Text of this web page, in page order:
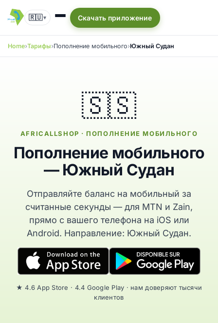
🇷🇺▾ Скачать приложение
Home Тарифы Пополнение мобильного Южный Судан
🇸🇸
AFRICALLSHOP · ПОПОЛНЕНИЕ МОБИЛЬНОГО
Пополнение мобильного
— Южный Судан
Отправляйте баланс на мобильный за
считанные секунды — для MTN и Zain,
прямо с вашего телефона на iOS или
Android. Направление: Южный Судан.
★ 4.6 App Store · 4.4 Google Play · нам доверяют тысячи
клиентов